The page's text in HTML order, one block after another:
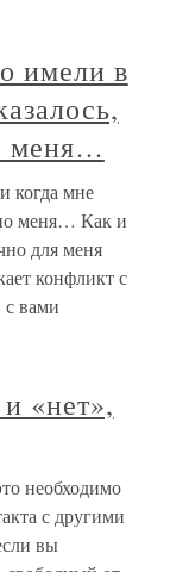
имели в
меня…
когда мне
меня… Как и
для меня
конфликт с
вами
«нет»,
необходимо
с другими
вы